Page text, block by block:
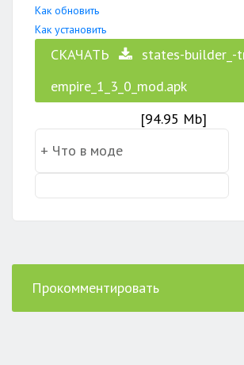
Как обновить
Как установить
СКАЧАТЬ
states-builder_-
empire_1_3_0_mod.apk
[94.95 Mb]
Прокомментировать